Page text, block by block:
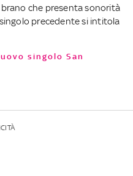
che presenta sonorità
precedente si intitola